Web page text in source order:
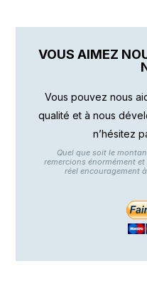
VOUS AIMEZ
Vous pouvez nous
qualité et à nous
n’hésitez
Quel que soit le
remercions énormément
réel encouragement